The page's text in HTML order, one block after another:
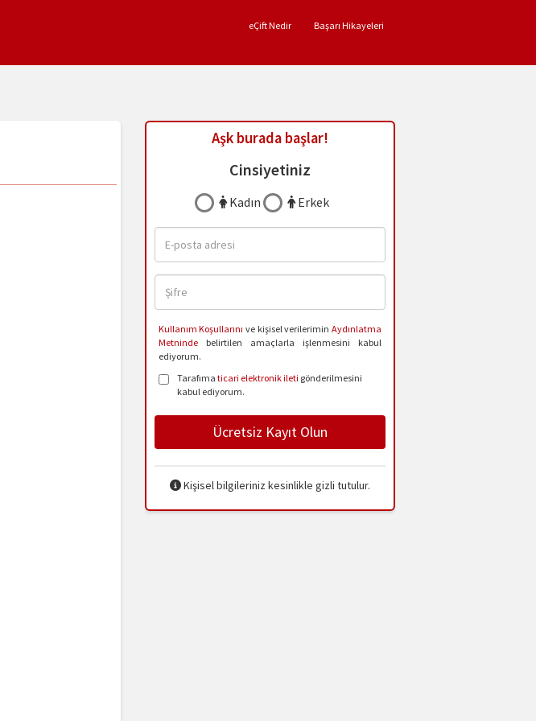
eÇift Nedir Başarı Hikayeleri
Aşk burada başlar!
Cinsiyetiniz
Kadın Erkek
Kullanım Koşullarını ve kişisel verilerimin Aydınlatma
Metnindebelirtilen amaçlarla işlenmesini kabul
ediyorum.
Tarafıma ticari elektronik ileti gönderilmesini
kabul ediyorum.
Ücretsiz Kayıt Olun
Kişisel bilgileriniz kesinlikle gizli tutulur.